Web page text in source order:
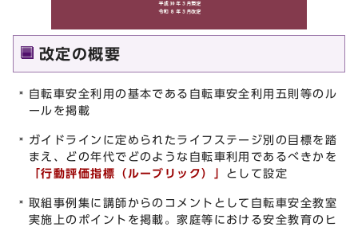
改定の概要
自転車安全利用の基本である自転車安全利用五則等のル
ールを掲載
ガイドラインに定められたライフステージ別の目標を踏
まえ、どの年代でどのような自転車利用であるべきかを
「行動評価指標（ルーブリック）」 として設定
取組事例集に講師からのコメントとして自転車安全教室
実施上のポイントを掲載。家庭等における安全教育のヒ